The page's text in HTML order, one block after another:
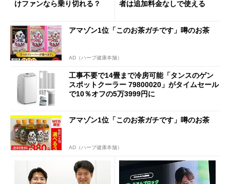
けファンなら乗り切れる？ 者は追加料金なしで使える
アマゾン1位「このお茶ガチです」噂のお茶
AD（ハーブ健康本舗）
工事不要で14畳まで冷房可能「タンスのゲン
スポットクーラー 79800020」がタイムセール
で10％オフの5万3999円に
アマゾン1位「このお茶ガチです」噂のお茶
AD（ハーブ健康本舗）